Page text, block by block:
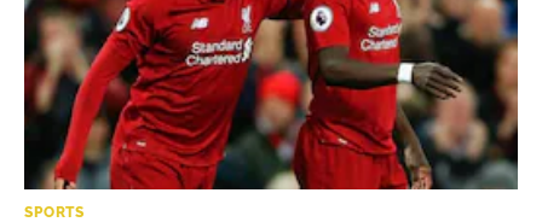
SPORTS